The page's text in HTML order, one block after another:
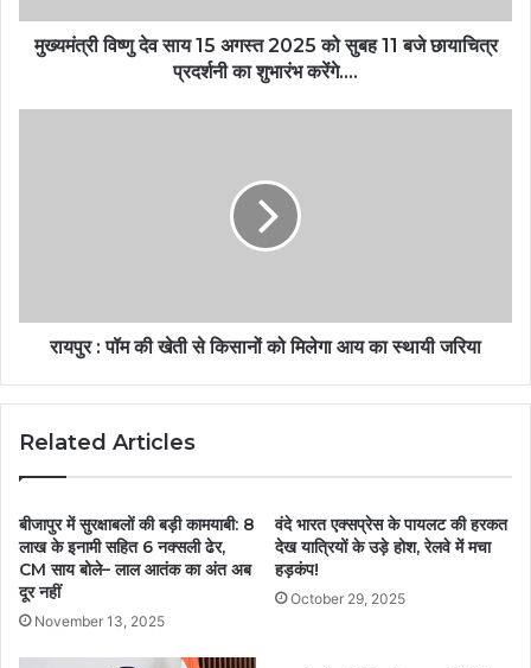
मुख्यमंत्री विष्णु देव साय 15 अगस्त 2025 को सुबह 11 बजे छायाचित्र
प्रदर्शनी का शुभारंभ करेंगे….
रायपुर : पॉम की खेती से किसानों को मिलेगा आय का स्थायी जरिया
Related Articles
बीजापुर में सुरक्षाबलों की बड़ी कामयाबी: 8
लाख के इनामी सहित 6 नक्सली ढेर,
CM साय बोले– लाल आतंक का अंत अब
दूर नहीं
November 13, 2025
वंदे भारत एक्सप्रेस के पायलट की हरकत
देख यात्रियों के उड़े होश, रेलवे में मचा
हड़कंप!
October 29, 2025